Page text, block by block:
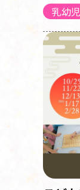
乳幼